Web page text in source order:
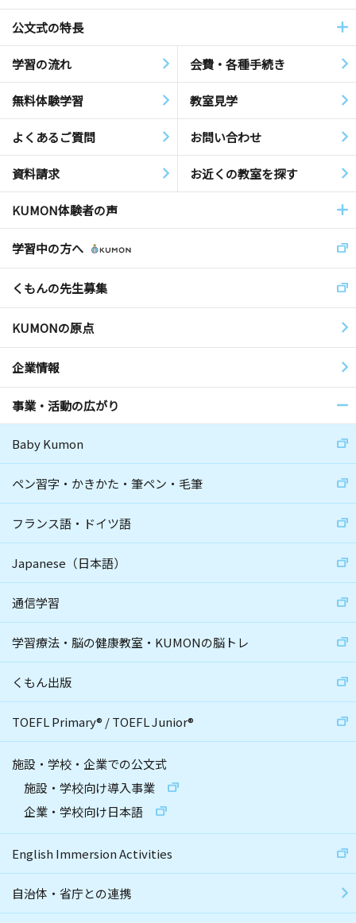
公文式の特長
学習の流れ 会費・各種手続き
無料体験学習 教室見学
よくあるご質問 お問い合わせ
資料請求 お近くの教室を探す
KUMON体験者の声
学習中の方へ
くもんの先生募集
KUMONの原点
企業情報
事業・活動の広がり
Baby Kumon
ペン習字・かきかた・筆ペン・毛筆
フランス語・ドイツ語
Japanese（日本語）
通信学習
学習療法・脳の健康教室・KUMONの脳トレ
くもん出版
TOEFL Primary® /TOEFL Junior®
施設・学校・企業での公文式
施設・学校向け導入事業
企業・学校向け日本語
English Immersion Activities
自治体・省庁との連携